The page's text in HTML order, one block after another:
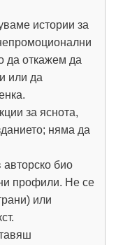
истории за
да откажем да
или да
за яснота,
няма да
био
профили. Не се
или